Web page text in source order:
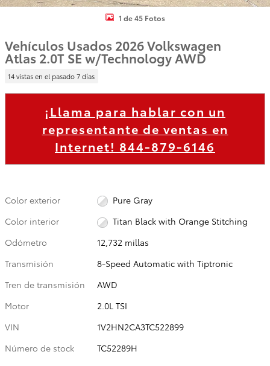
1 de 45 Fotos
Vehículos Usados 2026 Volkswagen
Atlas 2.0T SE w/Technology AWD
14 vistas en el pasado 7 días
¡Llama para hablar con un
representante de ventas en
Internet! 844-879-6146
Color exterior
Pure Gray
Color interior
Titan Black with Orange Stitching
Odómetro
12,732 millas
Transmisión
8-Speed Automatic with Tiptronic
Tren de transmisión
AWD
Motor
2.0L TSI
VIN
1V2HN2CA3TC522899
Número de stock
TC52289H